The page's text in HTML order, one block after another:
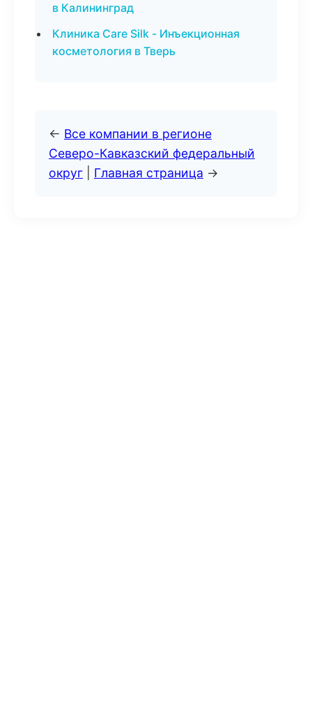
в Калининград
Клиника Care Silk - Инъекционная
косметология в Тверь
← Все компании в регионе
Северо-Кавказский федеральный
округ
Главная страница →